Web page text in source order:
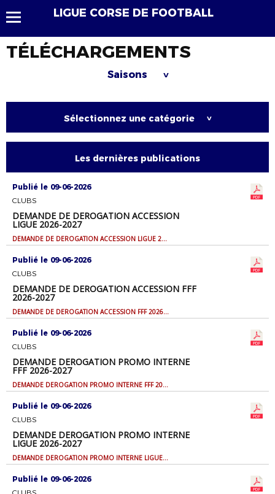
LIGUE CORSE DE FOOTBALL
TÉLÉCHARGEMENTS
Saisons >
Sélectionnez une catégorie >
Les dernières publications
Publié le 09-06-2026
CLUBS
DEMANDE DE DEROGATION ACCESSION
LIGUE 2026-2027
DEMANDE DE DEROGATION ACCESSION LIGUE 2026-2027
Publié le 09-06-2026
CLUBS
DEMANDE DE DEROGATION ACCESSION FFF
2026-2027
DEMANDE DE DEROGATION ACCESSION FFF 2026-2027
Publié le 09-06-2026
CLUBS
DEMANDE DEROGATION PROMO INTERNE
FFF 2026-2027
DEMANDE DEROGATION PROMO INTERNE FFF 2026-2027
Publié le 09-06-2026
CLUBS
DEMANDE DEROGATION PROMO INTERNE
LIGUE 2026-2027
DEMANDE DEROGATION PROMO INTERNE LIGUE 2026-2027
Publié le 09-06-2026